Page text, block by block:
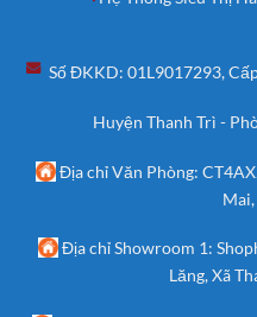
Số ĐKKD: 01L9017293,
Huyện Thanh Trì -
Địa chỉ Văn Phòng:
Địa chỉ Showroom 1:
Lăng, Xã